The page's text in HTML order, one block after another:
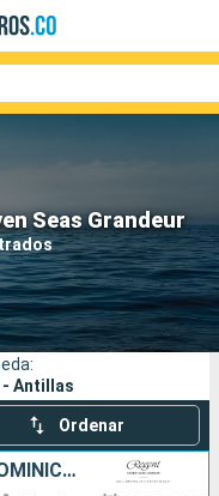
Seas Grandeur
- Antillas
Ordenar
ESTADOS UNIDOS, REPÚBLICA DOMINICANA, PUERTO RICO, SAN MARTÍN, FRANCIA, SAN VINCENT Y LAS GRANADINAS